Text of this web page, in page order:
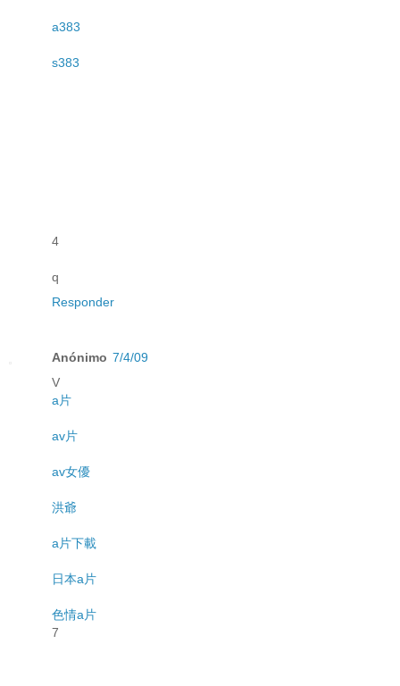
a383
s383
4
q
Responder
Anónimo 7/4/09
V
a片
av片
av女優
洪爺
a片下載
日本a片
色情a片
7